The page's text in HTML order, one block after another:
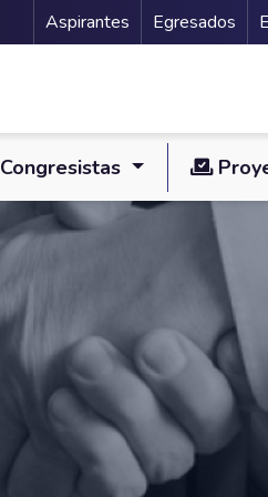
Menu
Aspirantes Egresados
Congresistas